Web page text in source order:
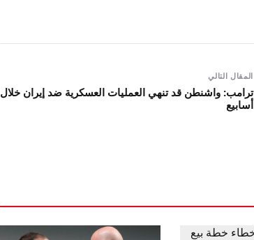
المقال التالي
ترامب: واشنطن قد تنهي العمليات العسكرية ضد إيران خلال
أسابيع